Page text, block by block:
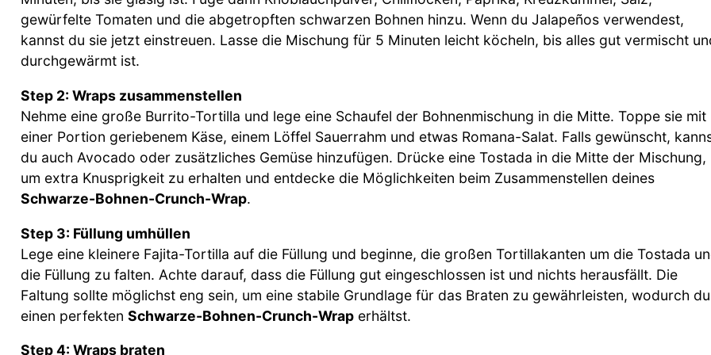
gewürfelte Tomaten und die abgetropften schwarzen Bohnen hinzu. Wenn du Jalapeños verwendest,
kannst du sie jetzt einstreuen. Lasse die Mischung für 5 Minuten leicht köcheln, bis alles gut vermischt
durchgewärmt ist.
Step 2: Wraps zusammenstellen
Nehme eine große Burrito-Tortilla und lege eine Schaufel der Bohnenmischung in die Mitte. Toppe sie mit
einer Portion geriebenem Käse, einem Löffel Sauerrahm und etwas Romana-Salat. Falls gewünscht,
du auch Avocado oder zusätzliches Gemüse hinzufügen. Drücke eine Tostada in die Mitte der Mischung,
um extra Knusprigkeit zu erhalten und entdecke die Möglichkeiten beim Zusammenstellen deines
Schwarze-Bohnen-Crunch-Wrap.
Step 3: Füllung umhüllen
Lege eine kleinere Fajita-Tortilla auf die Füllung und beginne, die großen Tortillakanten um die Tostada
die Füllung zu falten. Achte darauf, dass die Füllung gut eingeschlossen ist und nichts herausfällt. Die
Faltung sollte möglichst eng sein, um eine stabile Grundlage für das Braten zu gewährleisten, wodurch du
einen perfekten Schwarze-Bohnen-Crunch-Wrap erhältst.
Step 4: Wraps braten